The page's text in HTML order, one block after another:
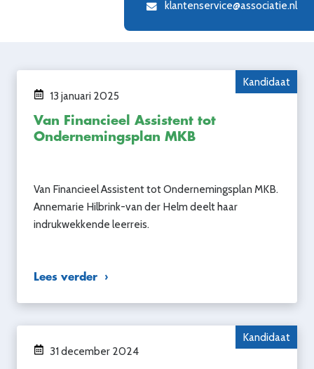
klantenservice@associatie.nl
Kandidaat
13 januari 2025
Van Financieel Assistent tot
Ondernemingsplan MKB
Van Financieel Assistent tot Ondernemingsplan MKB.
Annemarie Hilbrink-van der Helm deelt haar
indrukwekkende leerreis.
Lees verder
Kandidaat
31 december 2024